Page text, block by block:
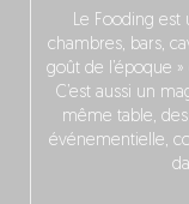
Le Fooding
chambres, bars,
goût de l’époque
C’est aussi un
même table,
événementielle,